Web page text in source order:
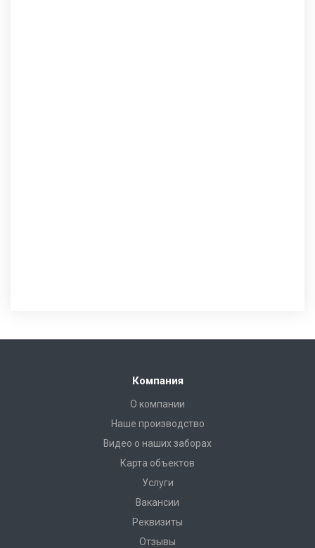
Компания
О компании
Наше производство
Видео о наших заборах
Карта объектов
Услуги
Вакансии
Реквизиты
Отзывы